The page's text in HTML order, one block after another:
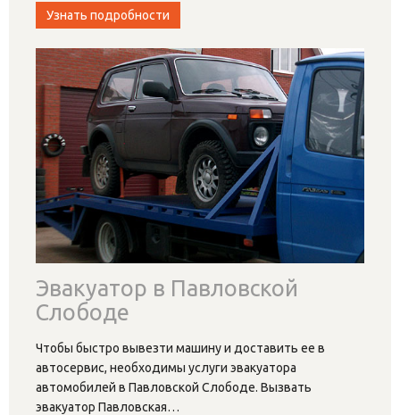
Узнать подробности
Эвакуатор в Павловской
Слободе
Чтобы быстро вывезти машину и доставить ее в
автосервис, необходимы услуги эвакуатора
автомобилей в Павловской Слободе. Вызвать
эвакуатор Павловская…